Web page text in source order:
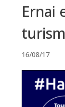
Ernai
16/08/17